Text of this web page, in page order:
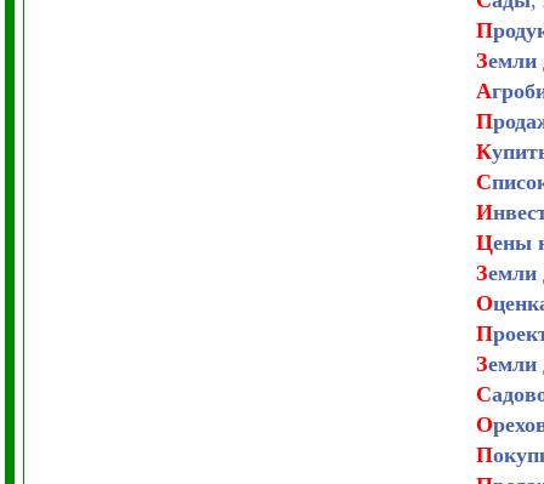
П
Земли
А
П
К
С
И
Цены
Земли
О
П
Земли
С
О
П